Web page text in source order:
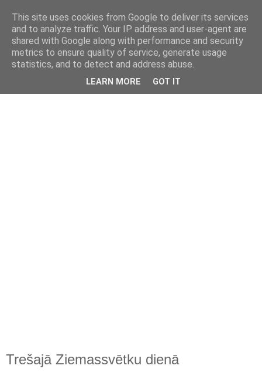
kristietim
viss, kas jāzin kristietim
Trešajā Ziemassvētku dienā
This site uses cookies from Google to deliver its services
and to analyze traffic. Your IP address and user-agent are
shared with Google along with performance and security
metrics to ensure quality of service, generate usage
statistics, and to detect and address abuse.
LEARN MORE GOT IT